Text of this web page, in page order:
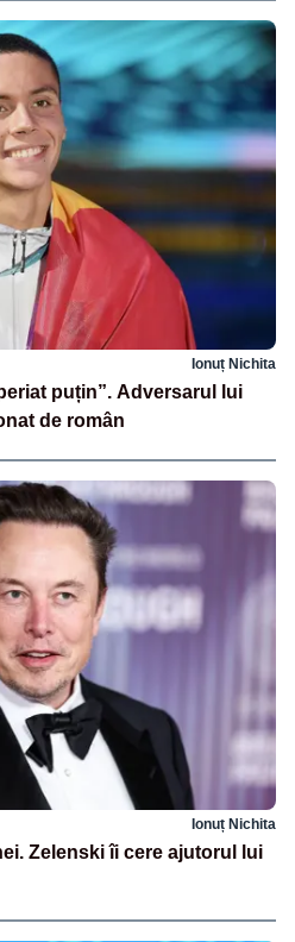
Ionuț Nichita
puțin”. Adversarul lui
de român
Ionuț Nichita
Zelenski îi cere ajutorul lui